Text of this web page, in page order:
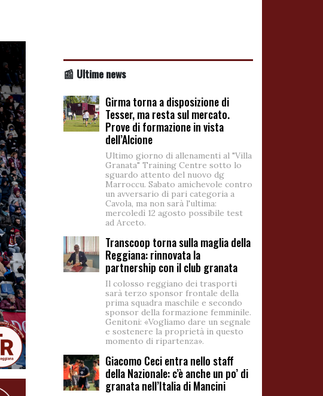
📰 Ultime news
Girma torna a disposizione di
Tesser, ma resta sul mercato.
Prove di formazione in vista
dell’Alcione
Ultimo giorno di allenamenti al "Villa
Granata" Training Centre sotto lo
sguardo attento del nuovo dg
Marroccu. Sabato amichevole contro
un avversario di pari categoria a
Cavola, ma non sarà l'ultima:
mercoledì 12 agosto possibile test
ad Arceto.
Transcoop torna sulla maglia della
Reggiana: rinnovata la
partnership con il club granata
Il colosso reggiano dei trasporti
sarà terzo sponsor frontale della
prima squadra maschile e secondo
sponsor della formazione femminile.
Genitoni: «Vogliamo dare un segnale
e sostenere la proprietà in questo
momento di ripartenza».
Giacomo Ceci entra nello staff
della Nazionale: c’è anche un po’ di
granata nell’Italia di Mancini